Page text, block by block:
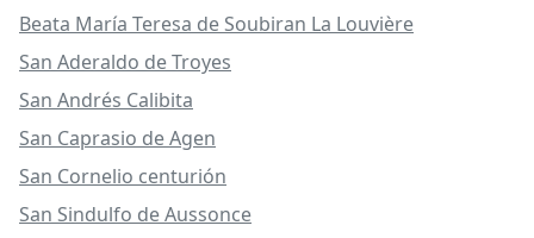
Beata María Teresa de Soubiran La Louvière
San Aderaldo de Troyes
San Andrés Calibita
San Caprasio de Agen
San Cornelio centurión
San Sindulfo de Aussonce